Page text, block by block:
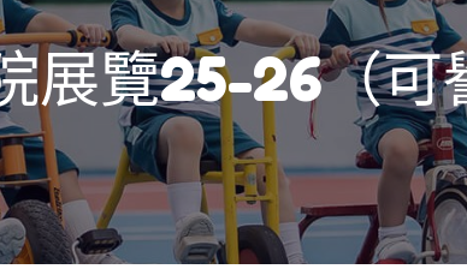
展覽25-26（可